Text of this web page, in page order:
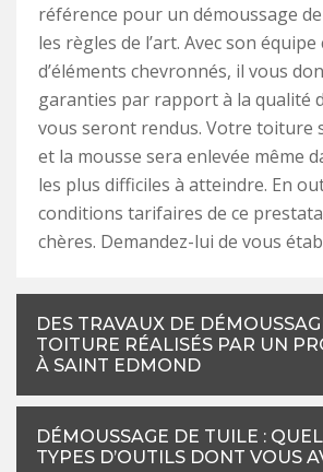
référence pour un démoussage
les règles de l’art. Avec son
d’éléments chevronnés, il vous
garanties par rapport à la qualité
vous seront rendus. Votre toiture
et la mousse sera enlevée même
les plus difficiles à atteindre. En
conditions tarifaires de ce
chères. Demandez-lui de vous
DES TRAVAUX DE
TOITURE RÉALISÉS PAR UN
À SAINT EDMOND
DÉMOUSSAGE DE TUILE :
TYPES D’OUTILS DONT VOUS